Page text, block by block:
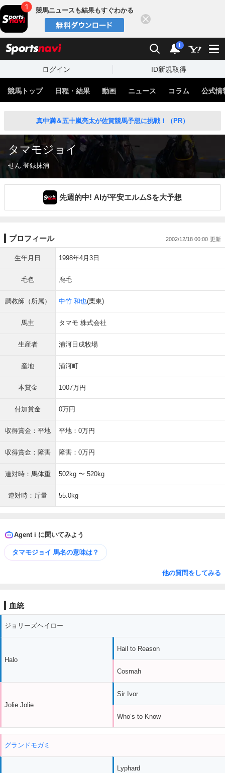
競馬ニュースも結果もすぐわかる
検索 通知
i
ログイン ID新規取得
競馬トップ 日程・結果 動画 ニュース コラム 公式情
真中満＆五十嵐亮太が佐賀競馬予想に挑戦！（PR）
タマモジョイ
せん 登録抹消
先週的中! AIが平安エルムSを大予想
プロフィール 2002/12/18 00:00
生年月日 1998年4月3日
毛色 鹿毛
調教師（所属） 中竹 和也(栗東)
馬主 タマモ 株式会社
生産者 浦河日成牧場
産地 浦河町
本賞金 1007万円
付加賞金 0万円
収得賞金：平地 平地：0万円
収得賞金：障害 障害：0万円
連対時：馬体重 502kg 〜 520kg
連対時：斤量 55.0kg
Agent i に聞いてみよう
タマモジョイ 馬名の意味は？
他の質問をしてみる
血統
ジョリーズヘイロー
Halo
Jolie Jolie
Hail to Reason
Cosmah
Sir Ivor
Who’s to Know
グランドモガミ
Lyphard